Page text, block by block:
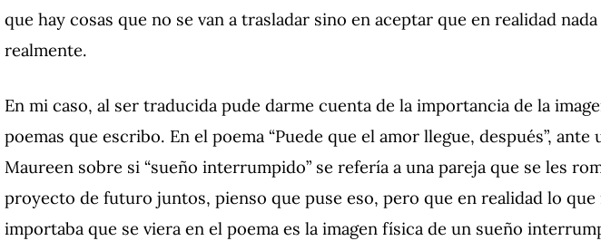
que hay cosas que no se van a trasladar sino en aceptar que en realidad
realmente.
En mi caso, al ser traducida pude darme cuenta de la importancia de la
poemas que escribo. En el poema “Puede que el amor llegue, después”, ante
Maureen sobre si “sueño interrumpido” se refería a una pareja que se les
proyecto de futuro juntos, pienso que puse eso, pero que en realidad lo que
importaba que se viera en el poema es la imagen física de un sueño